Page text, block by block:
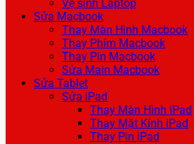
Vệ sinh Laptop
Sửa Macbook
Thay Màn Hình Macbook
Thay Phím Macbook
Thay Pin Macbook
Sửa Main Macbook
Sửa Tablet
Sửa iPad
Thay Màn Hình iPad
Thay Mặt Kính iPad
Thay Pin iPad